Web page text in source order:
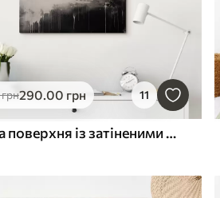
грн290.00 грн 11
Яскрава поверхня із затіненими краями